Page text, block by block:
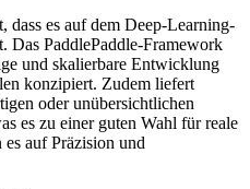
dass es auf dem Deep-Learning-
Das PaddlePaddle-Framework
und skalierbare Entwicklung
konzipiert. Zudem liefert
oder unübersichtlichen
es zu einer guten Wahl für reale
auf Präzision und